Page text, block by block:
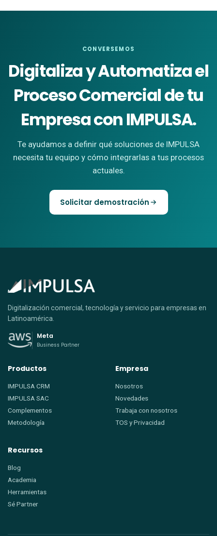
CONVERSEMOS
Digitaliza y Automatiza el
Proceso Comercial de tu
Empresa con IMPULSA.
Te ayudamos a definir qué soluciones de IMPULSA
necesita tu equipo y cómo integrarlas a tus procesos
actuales.
Solicitar demostración
Digitalización comercial, tecnología y servicio para empresas en
Latinoamérica.
Meta
Business Partner
Productos
IMPULSA CRM
IMPULSA SAC
Complementos
Metodología
Empresa
Nosotros
Novedades
Trabaja con nosotros
TOS yPrivacidad
Recursos
Blog
Academia
Herramientas
Sé Partner